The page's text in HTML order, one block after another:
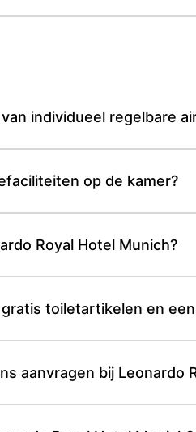
individueel regelbare
op de kamer?
Royal Hotel Munich?
toiletartikelen en
aanvragen bij Leonardo